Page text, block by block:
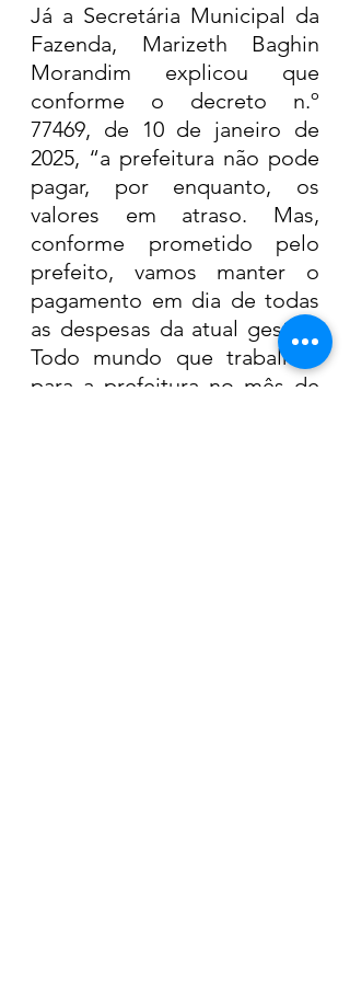
Já a Secretária Municipal da
Fazenda, Marizeth Baghin
Morandim explicou que
conforme o decreto n.º
77469, de 10 de janeiro de
2025, “a prefeitura não pode
pagar, por enquanto, os
valores em atraso. Mas,
conforme prometido pelo
prefeito, vamos manter o
pagamento em dia de todas
as despesas da atual gestão.
Todo mundo que trabalhou
para a prefeitura no mês de